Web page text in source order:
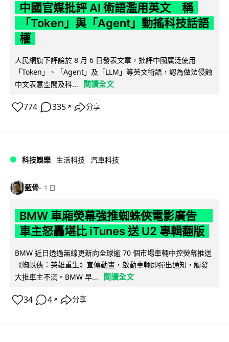
中國官媒批評 AI 術語濫用英文 稱
「Token」與「Agent」動搖科技話語
權
人民網旗下評論於 8 月 6 日發表文章，批評中國廣泛使用
「Token」、「Agent」及「LLM」等英文術語，認為做法侵蝕
中文表意空間及科...
閱讀全文
774 335 ↗ 分享
科技娛樂 生活科技 汽車科技
藍骨 1 日
BMW 車廂熒幕強推蜘蛛俠電影廣告
車主怒轟堪比 iTunes 送 U2 專輯翻版
BMW 近日透過無線更新向全球逾 70 個市場車輛中控熒幕推送
《蜘蛛俠：英雄重生》宣傳動畫，啟動車輛即彈出通知，觸發
大批車主不滿。BMW 早...
閱讀全文
34 4 ↗ 分享